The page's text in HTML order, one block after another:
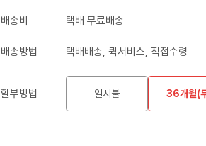
배송비 택배 무료배송
배송방법 택배배송, 퀵서비스, 직접수령
할부방법 일시불 36개월(